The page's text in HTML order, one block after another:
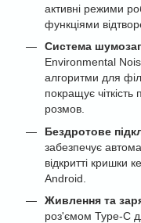
активні режими
функціями
Система
Environmental
алгоритми для
покращує
розмов.
Бездротове
забезпечує
відкритті кришки
Android.
Живлення та
роз'ємом Type-C